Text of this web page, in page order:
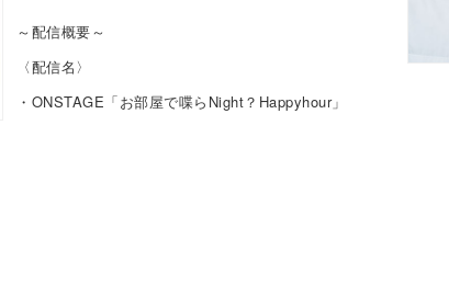
～配信概要～
〈配信名〉
・ONSTAGE「お部屋で喋らNight？Happyhour」